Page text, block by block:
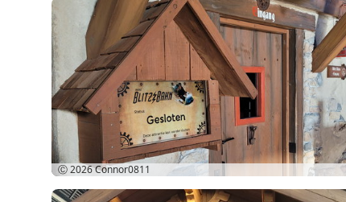
Ⓒ 2026Connor0811